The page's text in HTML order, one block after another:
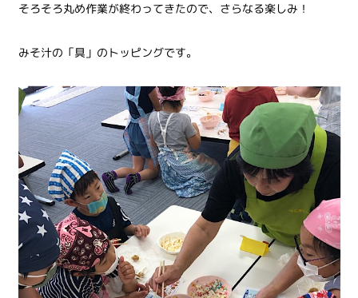
そろそろ丸め作業が終わってきたので、さらなる楽しみ！
みそ汁の「具」のトッピングです。